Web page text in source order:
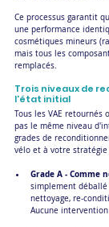
Ce processus garantit
une performance
cosmétiques mineurs
mais tous les
remplacés.
Trois niveaux de
l'état initial
Tous les VAE retournés
pas le même niveau
grades de
vélo et à votre stratégie
Grade A - Comme
simplement
nettoyage, re-
Aucune